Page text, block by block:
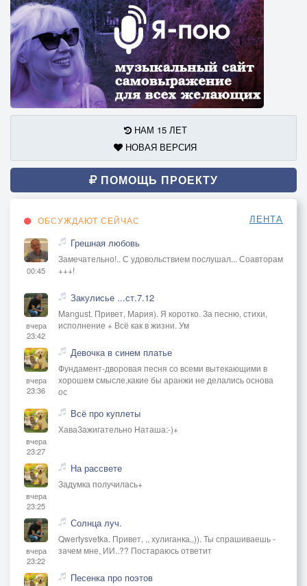
НАМ 15 ЛЕТ
НОВАЯ ВЕРСИЯ
ПОМОЩЬ ПРОЕКТУ
ОБСУЖДАЮТ СЕЙЧАС ЛЕНТА
00:45
Грешная любовь
Замечательно!.. С удовольствием послушал... Соавторам
+++!
вчера
23:42
Закулисье ...ст.7.12
Mangust. Привет, Мария). Я коротко. За песню, стихи,
исполнение + Всё как в жизни. Ум
вчера
23:36
Девочка в синем платье
Фундамент-дворовая песня со всеми вытекающими в
хорошем смысле,какие бы аранжи не делались основа
ос
вчера
23:27
Всё про куплеты
ХаваЗажигательно Наташа:-)+
вчера
23:25
На рассвете
Задумка получилась+
вчера
23:22
Солнца луч.
Qwertysvetka. Привет, ,, хулиганка,,)). Ты спрашиваешь -
зачем мне, ИИ..?? Постараюсь ответит
Песенка про поэтов